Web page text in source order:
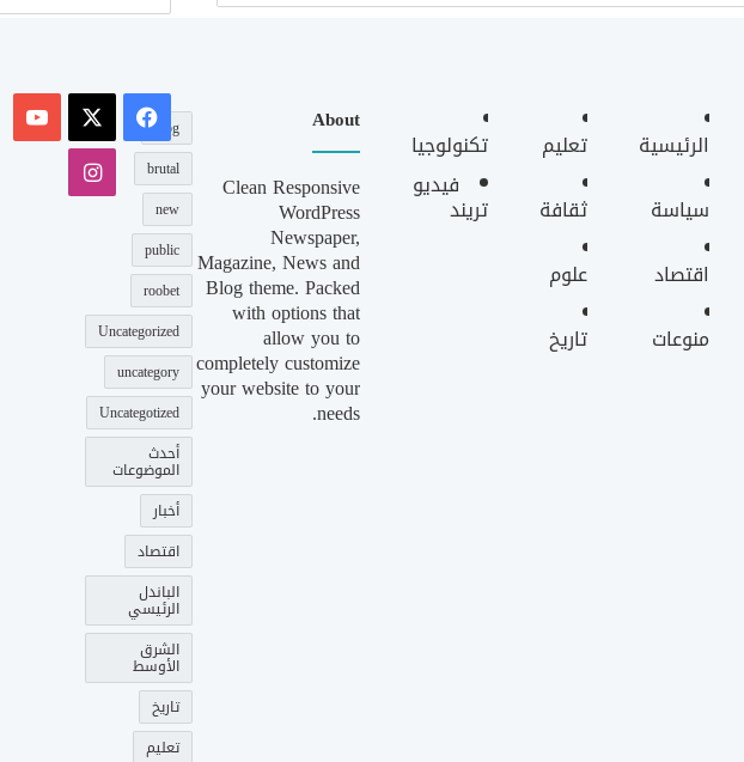
الرئيسية
سياسة
اقتصاد
منوعات
تعليم
ثقافة
علوم
تاريخ
تكنولوجيا
فيديو
تريند
About
Clean Responsive
WordPress
Newspaper,
Magazine, News and
Blog theme. Packed
with options that
allow you to
completely customize
your website to your
needs.
blog
brutal
new
public
roobet
Uncategorized
uncategory
Uncategotized
أحدث
الموضوعات
أخبار
اقتصاد
الباندل
الرئيسي
الشرق
الأوسط
تاريخ
تعليم
فيسبوك
‫X
انستقرام